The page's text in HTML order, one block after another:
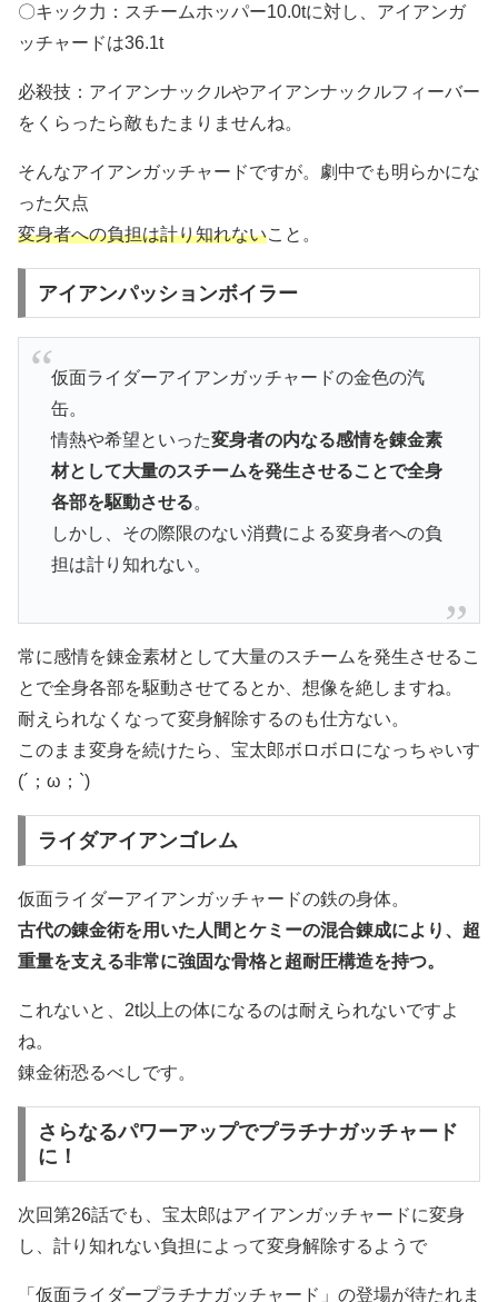
〇キック力：スチームホッパー10.0tに対し、アイアンガ
ッチャードは36.1t
必殺技：アイアンナックルやアイアンナックルフィーバー
をくらったら敵もたまりませんね。
そんなアイアンガッチャードですが。劇中でも明らかにな
った欠点
変身者への負担は計り知れないこと。
アイアンパッションボイラー
仮面ライダーアイアンガッチャードの金色の汽
缶。
情熱や希望といった変身者の内なる感情を錬金素
材として大量のスチームを発生させることで全身
各部を駆動させる。
しかし、その際限のない消費による変身者への負
担は計り知れない。
常に感情を錬金素材として大量のスチームを発生させるこ
とで全身各部を駆動させてるとか、想像を絶しますね。
耐えられなくなって変身解除するのも仕方ない。
このまま変身を続けたら、宝太郎ボロボロになっちゃいす
(´；ω；`)
ライダアイアンゴレム
仮面ライダーアイアンガッチャードの鉄の身体。
古代の錬金術を用いた人間とケミーの混合錬成により、超
重量を支える非常に強固な骨格と超耐圧構造を持つ。
これないと、2t以上の体になるのは耐えられないですよ
ね。
錬金術恐るべしです。
さらなるパワーアップでプラチナガッチャード
に！
次回第26話でも、宝太郎はアイアンガッチャードに変身
し、計り知れない負担によって変身解除するようで
「仮面ライダープラチナガッチャード」の登場が待たれま